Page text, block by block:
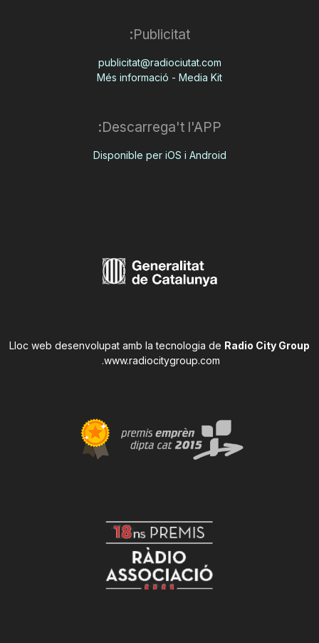
Publicitat:
publicitat@radiociutat.com
Més informació - Media Kit
Descarrega't l'APP:
Disponible per iOS i Android
Lloc web desenvolupat amb la tecnologia de Radio City Group
www.radiocitygroup.com
.